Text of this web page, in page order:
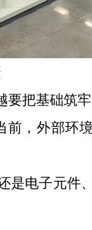
把基础筑牢
，外部环
电子元件